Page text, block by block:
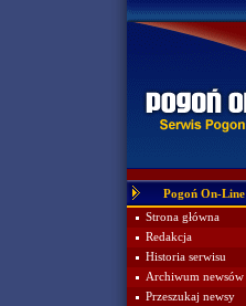
Pogoń On-Line
Strona główna
Redakcja
Historia serwisu
Archiwum newsów
Przeszukaj newsy